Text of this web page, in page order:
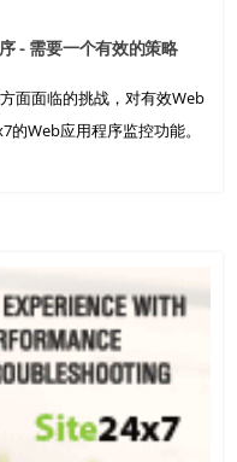
- 需要一个有效的策略
面面临的挑战，对有效Web
Web应用程序监控功能。